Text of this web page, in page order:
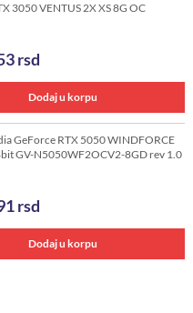
3050 VENTUS 2X XS 8G OC
rsd
Dodaj u korpu
GeForce RTX 5050 WINDFORCE
GV-N5050WF2OCV2-8GD rev 1.0
rsd
Dodaj u korpu